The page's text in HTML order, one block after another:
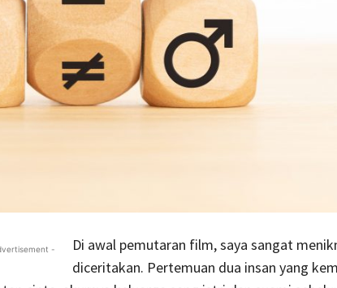
-
Di awal pemutaran film, saya sangat
diceritakan. Pertemuan dua insan yang